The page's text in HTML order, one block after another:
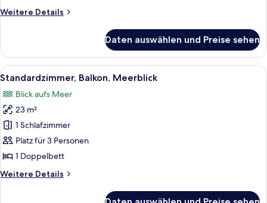
Transfer)
Weitere Details
Weitere
Zimmer,
Balkon
(Free
Transfer)
Daten auswählen und Preise sehen
Alle
Fotos
für
Standardzimmer,
Balkon,
Meerblick
anzeigen
Ein Hotelzimmer mit Bett, Tisch mit
5
Standardzimmer, Balkon, Meerblick
Blick aufs Meer
23 m²
1 Schlafzimmer
Platz für 3 Personen
1 Doppelbett
Weitere Details
Weitere